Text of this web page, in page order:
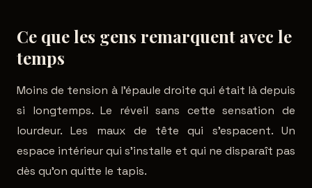
Ce que les gens remarquent avec le
temps
Moins de tension à l'épaule droite qui était là depuis
si longtemps. Le réveil sans cette sensation de
lourdeur. Les maux de tête qui s'espacent. Un
espace intérieur qui s'installe et qui ne disparaît pas
dès qu'on quitte le tapis.